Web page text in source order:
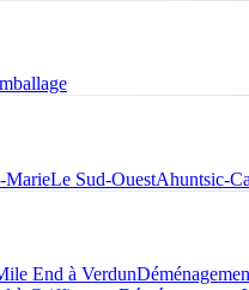
MarieLe Sud-OuestAhuntsic-
End à Verdun